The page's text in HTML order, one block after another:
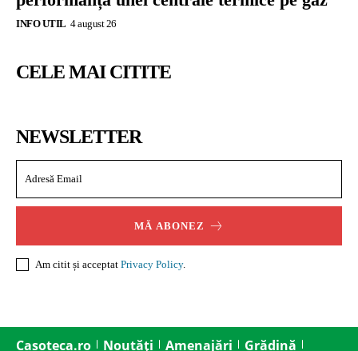
INFO UTIL 4 august 26
CELE MAI CITITE
NEWSLETTER
MĂ ABONEZ
Am citit și acceptat Privacy Policy.
Casoteca.ro Noutăți Amenajări Grădină